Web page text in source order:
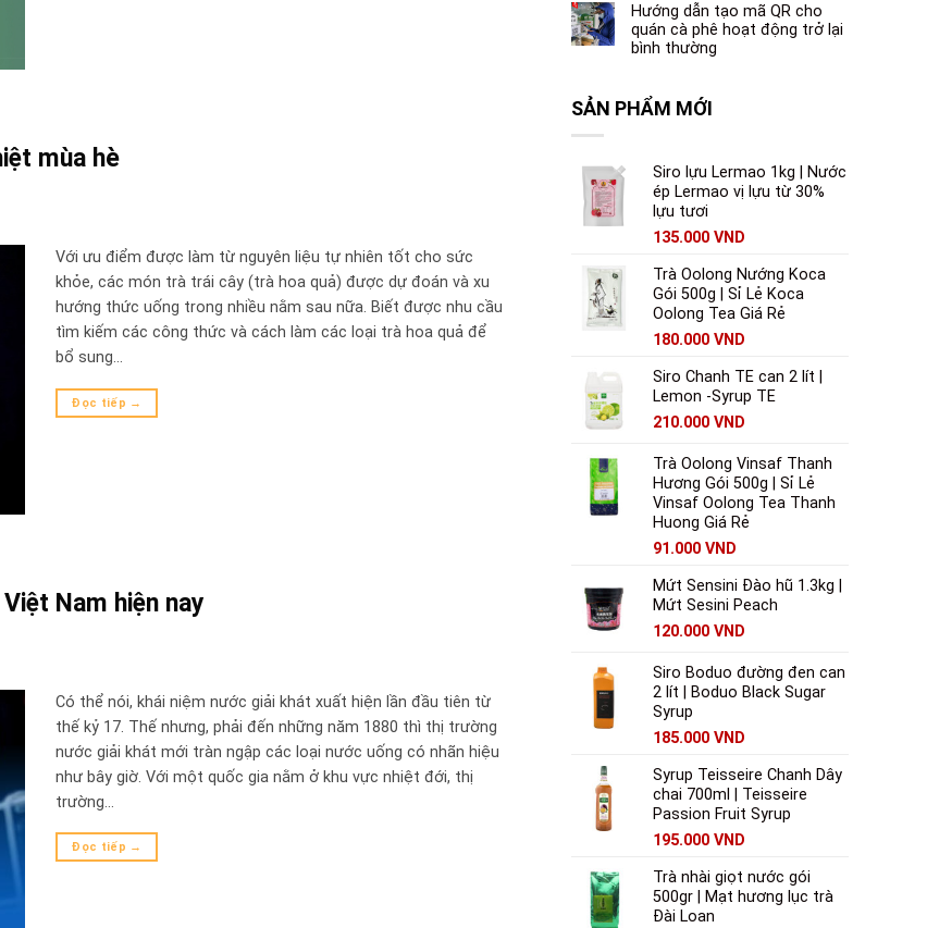
mùa hè
Với ưu điểm được làm từ nguyên liệu tự nhiên tốt cho sức
khỏe, các món trà trái cây (trà hoa quả) được dự đoán và xu
hướng thức uống trong nhiều nằm sau nữa. Biết được nhu cầu
tìm kiếm các công thức và cách làm các loại trà hoa quả để
bổ sung…
Đọc tiếp →
Nam hiện nay
Có thể nói, khái niệm nước giải khát xuất hiện lần đầu tiên từ
thế kỷ 17. Thế nhưng, phải đến những năm 1880 thì thị trường
nước giải khát mới tràn ngập các loại nước uống có nhãn hiệu
như bây giờ. Với một quốc gia nằm ở khu vực nhiệt đới, thị
trường…
Đọc tiếp →
Hướng dẫn tạo mã QR cho
quán cà phê hoạt động trở lại
bình thường
SẢN PHẨM MỚI
Siro lựu Lermao 1kg | Nước
ép Lermao vị lựu từ 30%
lựu tươi
135.000 VND
Trà Oolong Nướng Koca
Gói 500g | Sỉ Lẻ Koca
Oolong Tea Giá Rẻ
180.000 VND
Siro Chanh TE can 2 lít |
Lemon -Syrup TE
210.000 VND
Trà Oolong Vinsaf Thanh
Hương Gói 500g | Sỉ Lẻ
Vinsaf Oolong Tea Thanh
Huong Giá Rẻ
91.000 VND
Mứt Sensini Đào hũ 1.3kg |
Mứt Sesini Peach
120.000 VND
Siro Boduo đường đen can
2 lít | Boduo Black Sugar
Syrup
185.000 VND
Syrup Teisseire Chanh Dây
chai 700ml | Teisseire
Passion Fruit Syrup
195.000 VND
Trà nhài giọt nước gói
500gr | Mạt hương lục trà
Đài Loan